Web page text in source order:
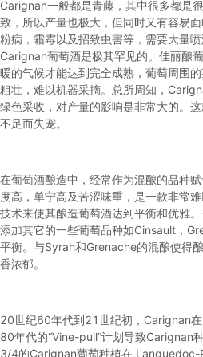
Carignan一般都是青藤，其中很多都是
致，所以产量也极大，但同时又有容易
粉病，霜霉以及招致虫害等，需要大量
Carignan葡萄酒是极其罕见的。佳丽酿
暖的气候才能达到完全成熟，葡萄周围
粗壮，难以机器采摘。总所周知，
绿色采收，对产量的影响是非常大的。
不足而失宠。
在葡萄酒酿造中，经常作为混酿的品种
度高，单宁高及苦涩味重，是一款非常
技术来使其酿造葡萄酒达到平衡和优雅
添加其它的一些葡萄品种如Cinsault，
平衡。与Syrah和Grenache的混酿使得
香浓郁。
20世纪60年代到21世纪初，Carignan
80年代的“Vine-pull”计划导致Carignan
3/4的Carignan葡萄种植在 Languedoc-